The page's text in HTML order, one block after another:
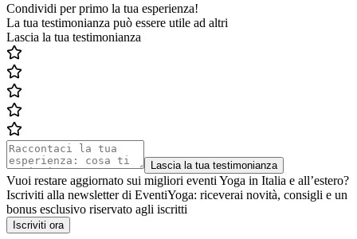
Condividi per primo la tua esperienza!
La tua testimonianza può essere utile ad altri
Lascia la tua testimonianza
Lascia la tua testimonianza
Vuoi restare aggiornato sui migliori eventi Yoga in Italia e all’estero?
Iscriviti alla newsletter di EventiYoga: riceverai novità, consigli e un
bonus esclusivo riservato agli iscritti
Iscriviti ora